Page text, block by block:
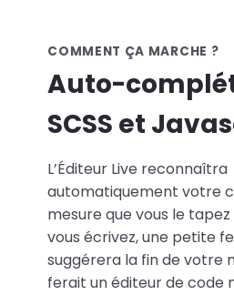
COMMENT ÇA MARCHE ?
Auto-
SCSS et
L’Éditeur Live reconnaîtra
automatiquement votre
mesure que vous le
vous écrivez, une petite
suggérera la fin de votre
ferait un éditeur de code